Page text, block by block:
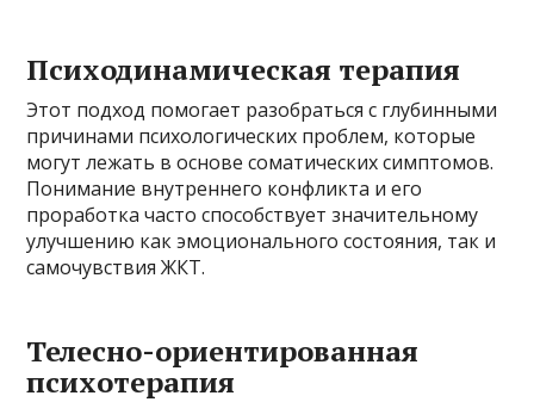
Психодинамическая терапия
Этот подход помогает разобраться с глубинными
причинами психологических проблем, которые
могут лежать в основе соматических симптомов.
Понимание внутреннего конфликта и его
проработка часто способствует значительному
улучшению как эмоционального состояния, так и
самочувствия ЖКТ.
Телесно-ориентированная
психотерапия